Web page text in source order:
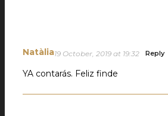
Natàlia19 October, 2019 at 19:32 Reply
YA contarás. Feliz finde